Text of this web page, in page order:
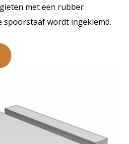
met een rubber
spoorstaaf wordt ingeklemd.